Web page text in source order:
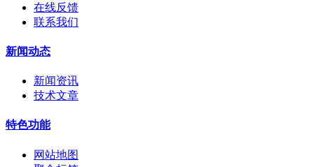
在线反馈
联系我们
新闻动态
新闻资讯
技术文章
特色功能
网站地图